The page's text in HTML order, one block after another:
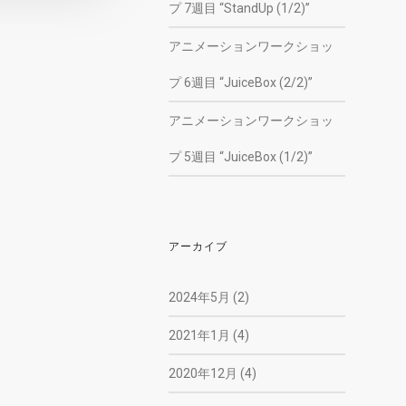
プ 7週目 “StandUp (1/2)”
アニメーションワークショッ
プ 6週目 “JuiceBox (2/2)”
アニメーションワークショッ
プ 5週目 “JuiceBox (1/2)”
アーカイブ
2024年5月 (2)
2021年1月 (4)
2020年12月 (4)